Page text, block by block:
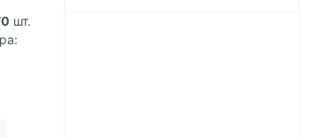
шт.